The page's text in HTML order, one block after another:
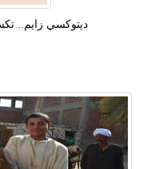
دیتوکسي زايم..